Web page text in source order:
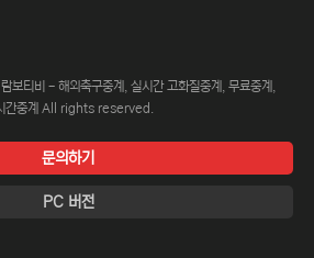
티비 - 해외축구중계, 실시간 고화질중계, 무료중계,
간중계 All rights reserved.
문의하기
PC 버전